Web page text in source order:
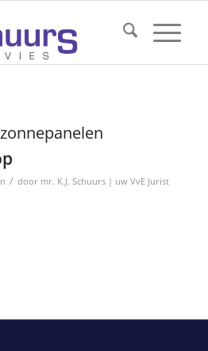
zonnepanelen
/ door mr. K.J. Schuurs | uw VvE Jurist